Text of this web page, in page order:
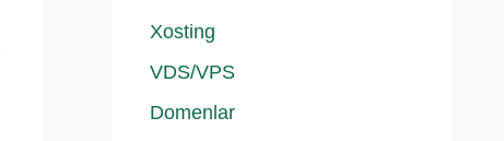
Xosting
VDS/VPS
Domenlar